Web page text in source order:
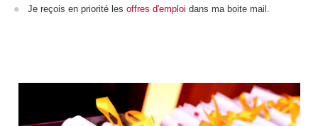
Je reçois en priorité les offres d'emploi dans ma boite mail.